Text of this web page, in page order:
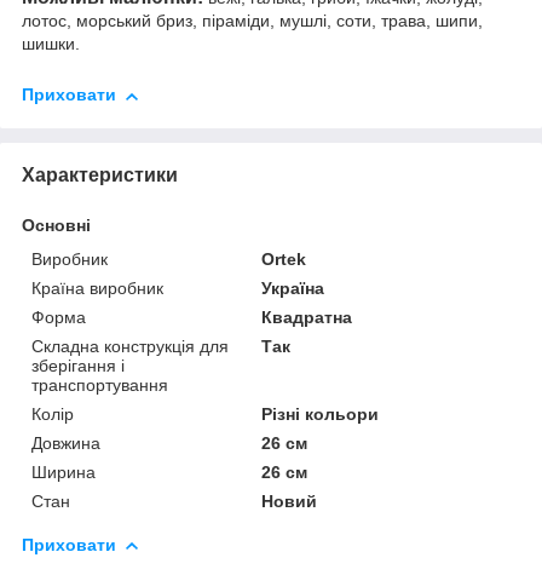
лотос, морський бриз, піраміди, мушлі, соти, трава, шипи,
шишки.
Приховати
Характеристики
Основні
Виробник
Ortek
Країна виробник
Україна
Форма
Квадратна
Складна конструкція для
зберігання і
транспортування
Так
Колір
Різні кольори
Довжина
26 см
Ширина
26 см
Стан
Новий
Приховати